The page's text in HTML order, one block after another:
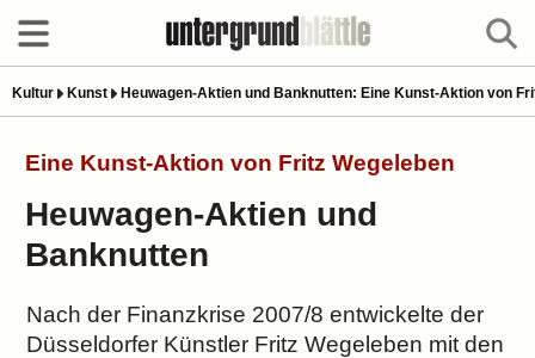
Kultur Kunst Heuwagen-Aktien und Banknutten: Eine Kunst-Aktion von
Eine Kunst-Aktion von Fritz Wegeleben
Heuwagen-Aktien und
Banknutten
Nach der Finanzkrise 2007/8 entwickelte der
Düsseldorfer Künstler Fritz Wegeleben mit den